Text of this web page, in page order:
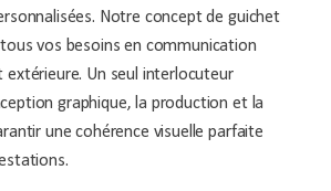
Notre concept de guichet
vos besoins en communication
extérieure. Un seul interlocuteur
graphique, la production et la
une cohérence visuelle parfaite